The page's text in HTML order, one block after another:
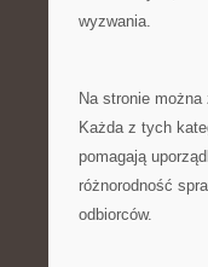
wyzwania.
Na stronie
Każda z tych
pomagają
różnorodność
odbiorców.